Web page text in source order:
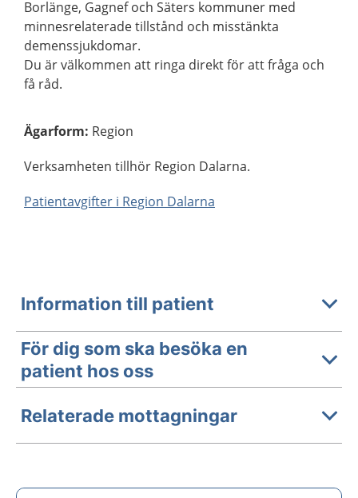
Borlänge, Gagnef och Säters kommuner med
minnesrelaterade tillstånd och misstänkta
demenssjukdomar.
Du är välkommen att ringa direkt för att fråga och
få råd.
Ägarform: Region
Verksamheten tillhör Region Dalarna.
Patientavgifter i Region Dalarna
Information till patient
För dig som ska besöka en
patient hos oss
Relaterade mottagningar